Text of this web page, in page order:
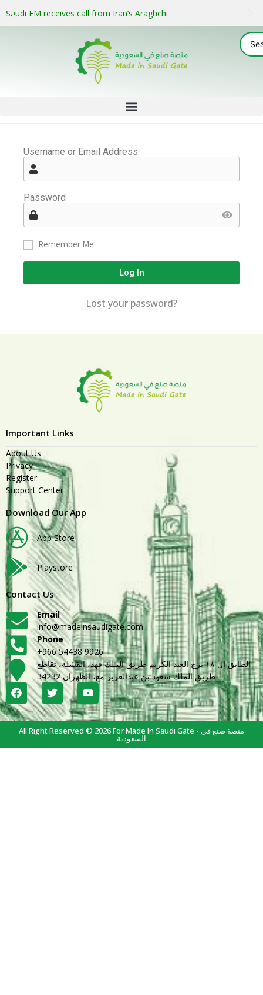
Saudi FM receives call from Iran’s Araghchi
Username or Email Address
Password
Remember Me
Log In
Lost your password?
Important Links
About Us
Privacy
Register
Support Center
Download Our App
App Store
Playstore
Contact Us
Email
info@madeinsaudigate.com
Phone
+966 54438 9926
الطابق ال ١٨ برج العبد الكريم طريق الملك فهد، القشلة، تقاطع
طريق الملك سعود بن عبدالعزيز مع، الظهران 34232
All Right Reserved © 2026 For Made In Saudi Gate - منصة صنع في
السعودية